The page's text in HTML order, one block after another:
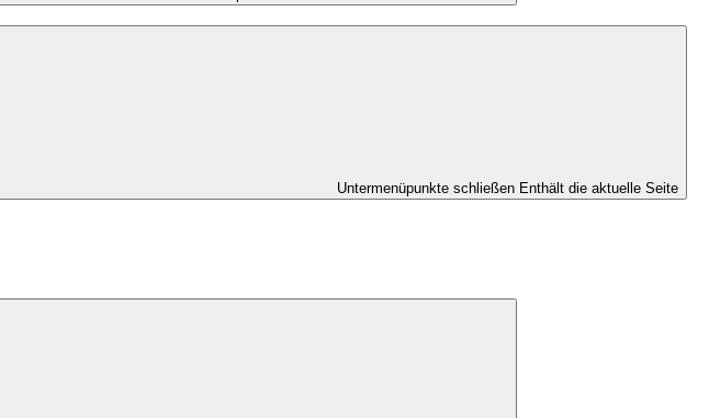
Untermenüpunkte schließen Enthält die aktuelle Seite